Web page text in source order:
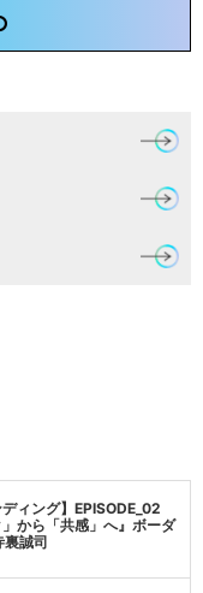
ィング】EPISODE_02
から「共感」へ』ボーダ
誠司